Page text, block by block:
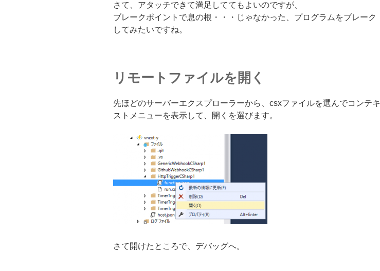
さて、アタッチできて満足しててもよいのですが、
ブレークポイントで息の根・・・じゃなかった、プログラムをブレーク
してみたいですね。
リモートファイルを開く
先ほどのサーバーエクスプローラーから、csxファイルを選んでコンテキ
ストメニューを表示して、開くを選びます。
さて開けたところで、デバッグへ。